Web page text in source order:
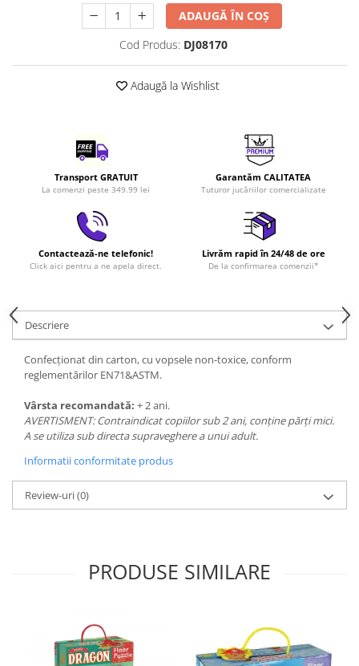
LEGO Creator Expert
LEGO Architecture
ADAUGĂ ÎN COȘ
Cod Produs: DJ08170
Adaugă la Wishlist
Transport GRATUIT
La comenzi peste 349.99 lei
Garantăm CALITATEA
Tuturor jucăriilor comercializate
Contactează-ne telefonic!
Click aici pentru a ne apela direct.
Livrăm rapid în 24/48 de ore
De la confirmarea comenzii*
Descriere
Confecționat din carton, cu vopsele non-toxice, conform
reglementărilor EN71&ASTM.
Vârsta recomandată: + 2 ani.
AVERTISMENT: Contraindicat copiilor sub 2 ani, conține părți mici.
A se utiliza sub directa supraveghere a unui adult.
Informatii conformitate produs
Review-uri(0)
PRODUSE SIMILARE